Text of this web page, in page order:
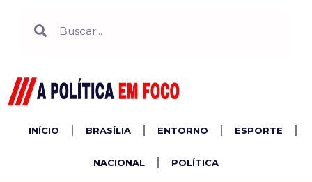
INÍCIO BRASÍLIA ENTORNO ESPORTE
NACIONAL POLÍTICA